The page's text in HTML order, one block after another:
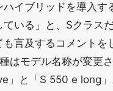
ハイブリッドを導入す
ている」と、Sクラス
も言及するコメントを
はモデル名称が変更
」と「S 550 e long」